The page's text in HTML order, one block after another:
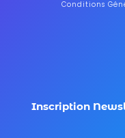
Conditions
Inscription